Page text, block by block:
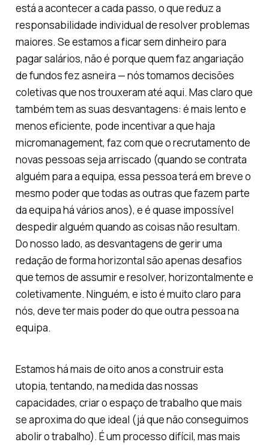
está a acontecer a cada passo, o que reduz a
responsabilidade individual de resolver problemas
maiores. Se estamos a ficar sem dinheiro para
pagar salários, não é porque quem faz angariação
de fundos fez asneira — nós tomamos decisões
coletivas que nos trouxeram até aqui. Mas claro que
também tem as suas desvantagens: é mais lento e
menos eficiente, pode incentivar a que haja
micromanagement, faz com que o recrutamento de
novas pessoas seja arriscado (quando se contrata
alguém para a equipa, essa pessoa terá em breve o
mesmo poder que todas as outras que fazem parte
da equipa há vários anos), e é quase impossível
despedir alguém quando as coisas não resultam.
Do nosso lado, as desvantagens de gerir uma
redação de forma horizontal são apenas desafios
que temos de assumir e resolver, horizontalmente e
coletivamente. Ninguém, e isto é muito claro para
nós, deve ter mais poder do que outra pessoa na
equipa.
Estamos há mais de oito anos a construir esta
utopia, tentando, na medida das nossas
capacidades, criar o espaço de trabalho que mais
se aproxima do que ideal (já que não conseguimos
abolir o trabalho). É um processo difícil, mas mais